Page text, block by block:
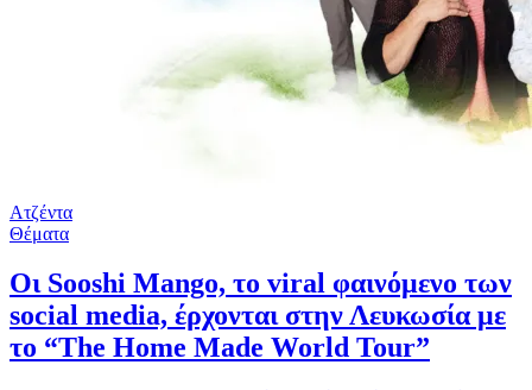
Ατζέντα
Θέματα
Οι Sooshi Mango, το viral φαινόμενο των
social media, έρχονται στην Λευκωσία με
το “The Home Made World Tour”